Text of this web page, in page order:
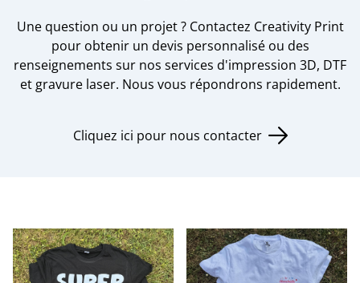
Une question ou un projet ? Contactez Creativity Print
pour obtenir un devis personnalisé ou des
renseignements sur nos services d'impression 3D, DTF
et gravure laser. Nous vous répondrons rapidement.
Cliquez ici pour nous contacter